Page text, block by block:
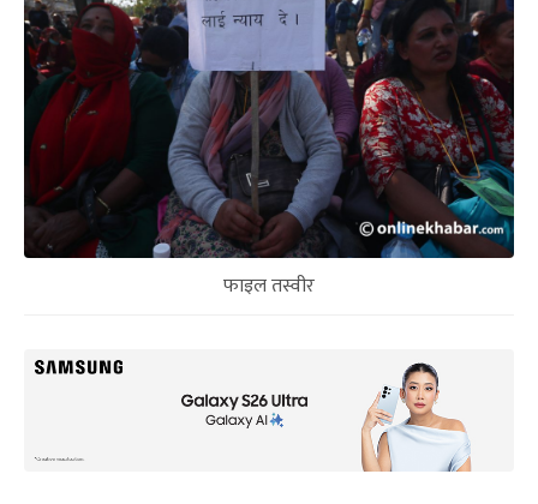
फाइल तस्वीर